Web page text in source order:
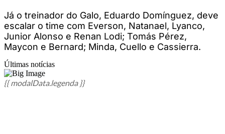
Já o treinador do Galo, Eduardo Domínguez, deve
escalar o time com Everson, Natanael, Lyanco,
Junior Alonso e Renan Lodi; Tomás Pérez,
Maycon e Bernard; Minda, Cuello e Cassierra.
Últimas notícias
{{ modalData.legenda }}